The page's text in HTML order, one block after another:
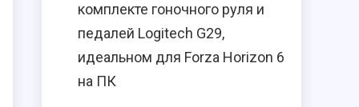
комплекте гоночного руля и
педалей Logitech G29,
идеальном для Forza Horizon 6
на ПК